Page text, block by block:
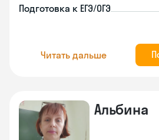
Подготовка к ЕГЭ/ОГЭ
Читать дальше
Альбина